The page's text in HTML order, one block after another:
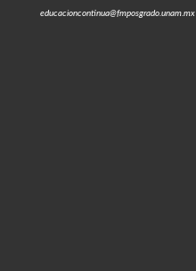
educacioncontinua@fmposgrado.unam.mx